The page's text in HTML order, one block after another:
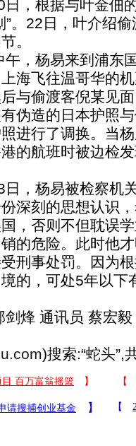
根据与叶金佃的
”。22日，叶介绍
。
杨易来到浦东
海飞往温哥华的
与偷渡客倪某见
伪造的日本护照
进行了调换。当
的航班时被边检
杨易被检察机
深刻的思想认识
，否则不但耽误
的危险。此时他
刑事处罚。因为
的，可处5年以
烽 通讯员 蔡宏毅
)搜索:“蛇头”,